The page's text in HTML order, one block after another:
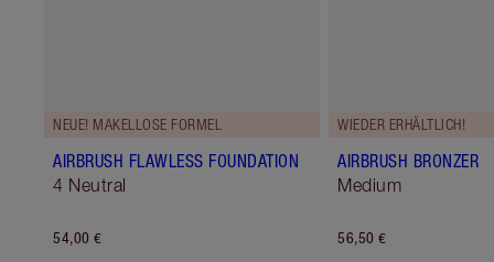
NEUE! MAKELLOSE FORMEL
AIRBRUSH FLAWLESS FOUNDATION
4 Neutral
54,00 €
WIEDER ERHÄLTLICH!
AIRBRUSH BRONZER
Medium
56,50 €